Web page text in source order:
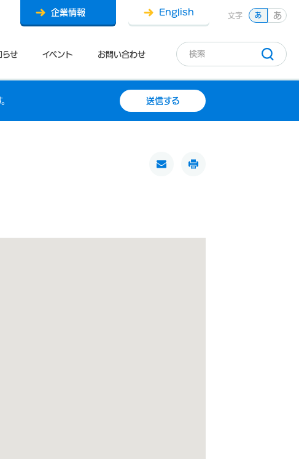
らせ イベント お問い合わせ
企業情報 English 文字 あ あ
送信する